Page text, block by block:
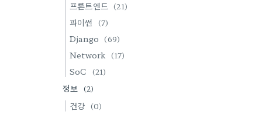
프론트엔드 (21)
파이썬 (7)
Django (69)
Network (17)
SoC (21)
정보 (2)
건강 (0)